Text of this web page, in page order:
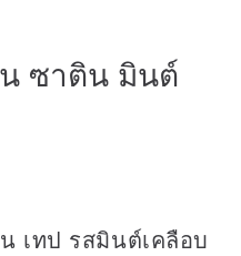
ซาติน มินต์
เทป รสมินต์เคลือบ